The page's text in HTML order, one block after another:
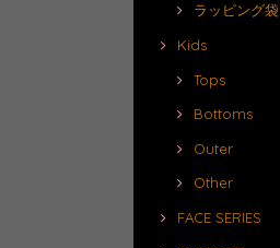
ラッピング袋
Kids
Tops
Bottoms
Outer
Other
FACE SERIES